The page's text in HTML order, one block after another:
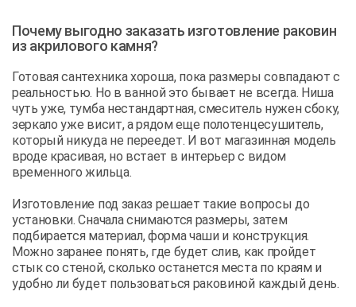
Почему выгодно заказать изготовление раковин
из акрилового камня?
Готовая сантехника хороша, пока размеры совпадают с
реальностью. Но в ванной это бывает не всегда. Ниша
чуть уже, тумба нестандартная, смеситель нужен сбоку,
зеркало уже висит, а рядом еще полотенцесушитель,
который никуда не переедет. И вот магазинная модель
вроде красивая, но встает в интерьер с видом
временного жильца.
Изготовление под заказ решает такие вопросы до
установки. Сначала снимаются размеры, затем
подбирается материал, форма чаши и конструкция.
Можно заранее понять, где будет слив, как пройдет
стык со стеной, сколько останется места по краям и
удобно ли будет пользоваться раковиной каждый день.